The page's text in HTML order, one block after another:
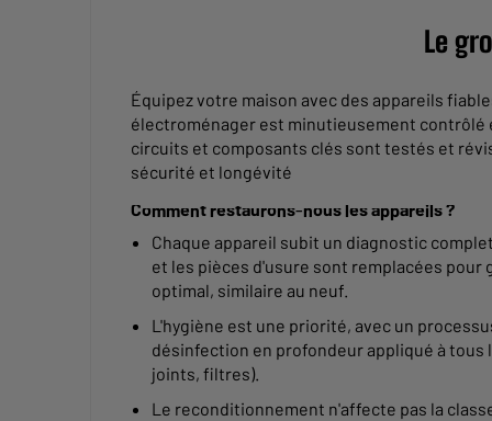
Le
Équipez votre maison avec des appareils
électroménager est minutieusement contrôlé
circuits et composants clés sont testés et
sécurité et longévité
Comment restaurons-nous les appareils ?
Chaque appareil subit un diagnostic
et les pièces d'usure sont remplacées
optimal, similaire au neuf.
L'hygiène est une priorité, avec un
désinfection en profondeur appliqué à tous
joints, filtres).
Le reconditionnement n'affecte pas la